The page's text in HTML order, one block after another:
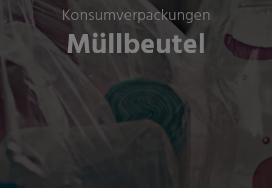
Konsumverpackungen
Müllbeutel